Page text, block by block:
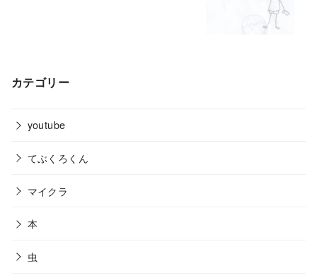
カテゴリー
youtube
てぶくろくん
マイクラ
本
虫